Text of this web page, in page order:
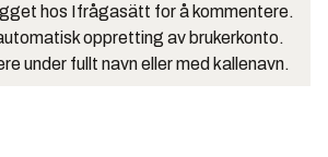
hos Ifrågasätt for å kommentere.
oppretting av brukerkonto.
under fullt navn eller med kallenavn.